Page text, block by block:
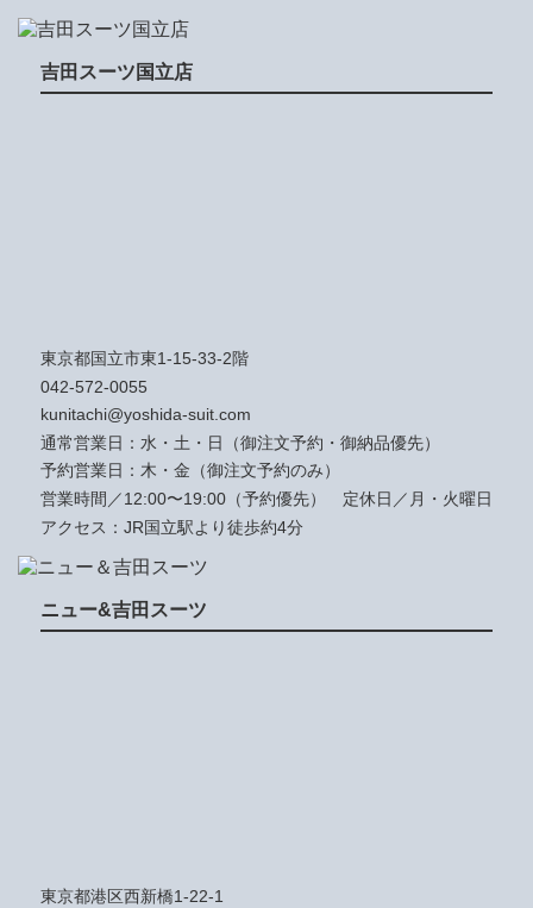
吉田スーツ国立店
東京都国立市東1-15-33-2階
042-572-0055
kunitachi@yoshida-suit.com
通常営業日：水・土・日（御注文予約・御納品優先）
予約営業日：木・金（御注文予約のみ）
営業時間／12:00〜19:00（予約優先） 定休日／月・火曜日
アクセス：JR国立駅より徒歩約4分
ニュー&吉田スーツ
東京都港区西新橋1-22-1